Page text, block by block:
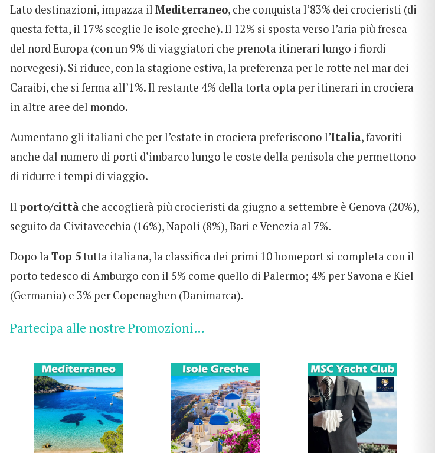
CERCA
Lato destinazioni, impazza il Mediterraneo, che conquista l’83% dei crocieristi (di
questa fetta, il 17% sceglie le isole greche). Il 12% si sposta verso l’aria più fresca
del nord Europa (con un 9% di viaggiatori che prenota itinerari lungo i fiordi
norvegesi). Si riduce, con la stagione estiva, la preferenza per le rotte nel mar dei
Caraibi, che si ferma all’1%. Il restante 4% della torta opta per itinerari in crociera
in altre aree del mondo.
Aumentano gli italiani che per l’estate in crociera preferiscono l’Italia, favoriti
anche dal numero di porti d’imbarco lungo le coste della penisola che permettono
di ridurre i tempi di viaggio.
Il porto/città che accoglierà più crocieristi da giugno a settembre è Genova (20%),
seguito da Civitavecchia (16%), Napoli (8%), Bari e Venezia al 7%.
Dopo la Top 5tutta italiana, la classifica dei primi 10 homeport si completa con il
porto tedesco di Amburgo con il 5% come quello di Palermo; 4% per Savona e Kiel
(Germania) e 3% per Copenaghen (Danimarca).
Partecipa alle nostre Promozioni…